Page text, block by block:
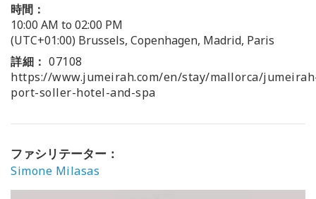
時間：
10:00 AM to 02:00 PM
(UTC+01:00) Brussels, Copenhagen, Madrid, Paris
詳細： 07108
https://www.jumeirah.com/en/stay/mallorca/
port-soller-hotel-and-spa
ファシリテーター：
Simone Milasas